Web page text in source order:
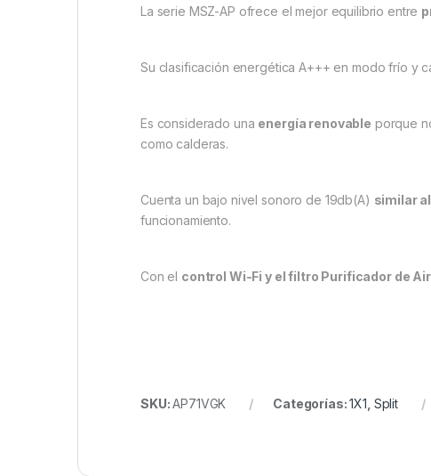
La serie MSZ-AP ofrece el mejor equilibrio entre
Su clasificación energética A+++ en modo frío y
Es considerado una energía renovable porque
como calderas.
Cuenta un bajo nivel sonoro de 19db(A) similar
funcionamiento.
Con el control Wi-Fi y el filtro Purificador de
SKU:AP71VGK Categorías:1X1 Split